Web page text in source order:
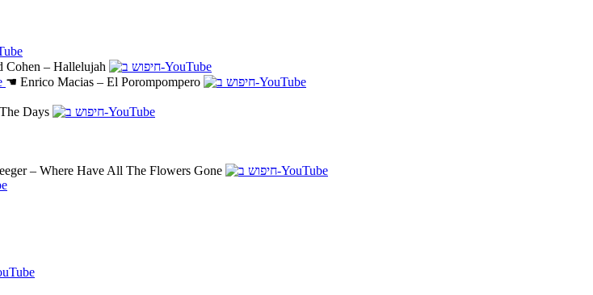
Cohen – Hallelujah
☚ Enrico Macias – El Porompompero
Days
– Where Have All The Flowers Gone